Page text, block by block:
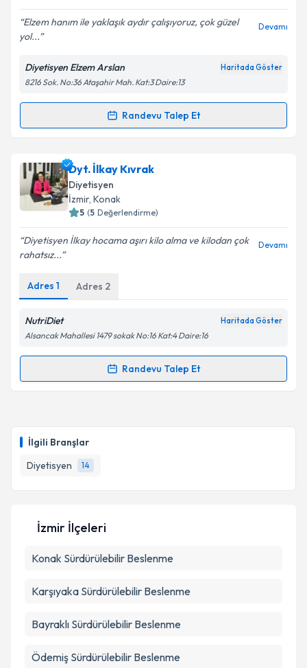
İlgili Branşlar
Diyetisyen
14
Kişisel verilerimin işlenmesine ilişkin
Aydınlatma
Metni'ni okudum ve kişisel verilerimin belirtilen
kapsamda işlenmesini kabul ediyorum.
Elzem hanım ile yaklaşık aydır çalışıyoruz, çok güzel
yol...
Devamı
Diyetisyen Elzem Arslan Haritada Göster
8216 Sok. No:36 Ataşahir Mah. Kat:3 Daire:13
Randevu Talep Et
Randevu Takvimi Talebi
Dyt. Elzem Arslaniçin randevu takvimi talebi
oluşturun. Size bu uzmandan randevu almanız için bir
takvim hazırlandığında e-posta ile bilgilendireceğiz.
Kişisel verilerimin işlenmesine ilişkin
Metni'ni okudum ve kişisel verilerimin belirtilen
kapsamda işlenmesini kabul ediyorum.
Takvim Talebini Gönder
Dyt. İlkay Kıvrak
Diyetisyen
İzmir, Konak
5 (5 Değerlendirme)
Diyetisyen İlkay hocama aşırı kilo alma ve kilodan çok
rahatsız...
Devamı
Adres 1 Adres 2
NutriDiet Haritada Göster
Alsancak Mahallesi 1479 sokak No:16 Kat:4 Daire:16
Randevu Talep Et
Randevu Takvimi Talebi
takvim hazırlandığında e-posta ile bilgilendireceğiz.
E-posta Adresiniz
Metni'ni okudum ve kişisel verilerimin belirtilen
İzmir İlçeleri
Konak Sürdürülebilir Beslenme
Karşıyaka Sürdürülebilir Beslenme
Bayraklı Sürdürülebilir Beslenme
Ödemiş Sürdürülebilir Beslenme